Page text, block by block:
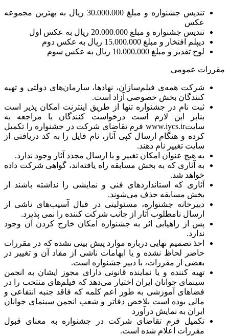
تندیس جشنواره و مبلغ 30.000.000 ریال به بهترین مجموعه
عکس
تندیس جشنواره و مبلغ 20.000.000 ریال به عکس اول
دیپلم افتخار و مبلغ 15.000.000 ریال به عکس دوم
لوح تقدیر و مبلغ 10.000.000 ریال به عکس سوم
مقررات عمومی
شرکت همه‌ی فیلم‌سازان، نهادها، سازمان‌های دولتی و تهیه
کنندگان بخش خصوصی آزاد است.
ثبت نام در جشنواره تنها از طریق اینترنت امکان پذیر است
بنابر این لازم است درخواست کنندگان با مراجعه به
سایتwww.iycs.ir فرم تقاضای شرکت در جشنواره را تکمیل
کرده و هنگام ارسال کپی آثار، نام فایل را به کد دریافتی از
سایت تغییر نام دهند.
به هیچ عنوان امکان تغییر و یا ارسال مجدد آثار وجود ندارد.
به آثاری که به بخش مسابقه راه یافته‌اند، گواهی شرکت داده
خواهد شد.
آثاری که استانداردهای فنی و نمایشی را نداشته باشند از
بخش مسابقه حذف می‌شوند.
دبیرخانه جشنواره، مسئولیتی در قبال آسیب‌های ناشی از
ارسال نامطلوب آثار از جانب شرکت کننده را نمی پذیرد.
پس از راهیابی اثر به جشنواره امکان خارج کردن آن وجود
ندارد.
اخذ تصمیم نهایی درباره موارد پیش بینی نشده که در مقررات
حاضر لحاظ نشده و یا ابهامات ناشی از مفاد آن و تغییر در
بعضی از مقررات، با دبیر جشنواره است.
تهیه کننده و یا نماینده قانونی دارای مجوز ایشان به انجمن
سینمای جوانان ایران اختیار می‌دهد که فیلم‌های منتخب را در
فضاهای آموزشی به طور اعم کلمه که فاقد جنبه انتفاعی و
مالی بوده است بلاخص دفاتر و شعب انجمن سینمای جوانان
ایران به نمایش درآورد
تکمیل فرم تقاضای شرکت در جشنواره به معنای قبول
مقررات اعلام شده است.